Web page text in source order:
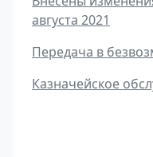
августа 2021
Передача в
Казначейское